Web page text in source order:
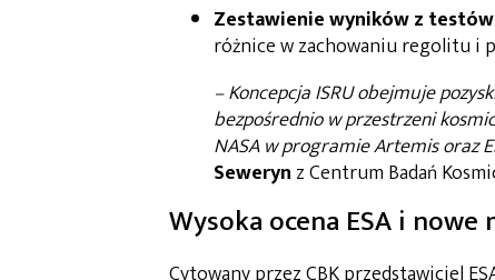
Zestawienie wyników z
różnice w zachowaniu regolitu i
– Koncepcja ISRU obejmuje
bezpośrednio w przestrzeni
NASA w programie Artemis oraz
Seweryn z Centrum Badań
Wysoka ocena ESA i nowe